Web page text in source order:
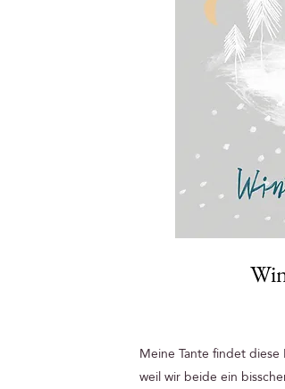
Meine Tante findet
weil wir beide ein